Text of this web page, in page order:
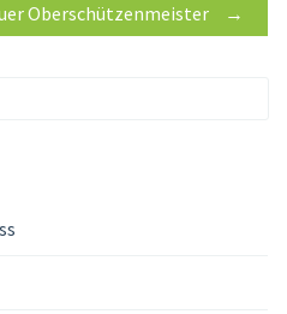
Oberschützenmeister →